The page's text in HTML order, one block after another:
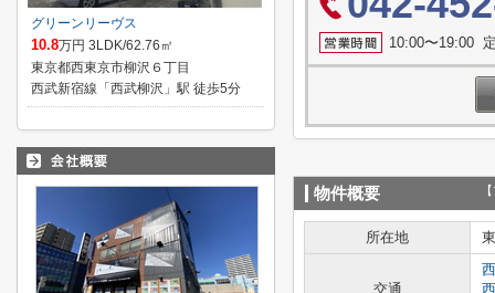
10:00〜19:00
物件概要
所在地
交通
グリーンリーヴス
10.8万円 3LDK/62.76㎡
東京都西東京市柳沢６丁目
西武新宿線「西武柳沢」駅 徒歩5分